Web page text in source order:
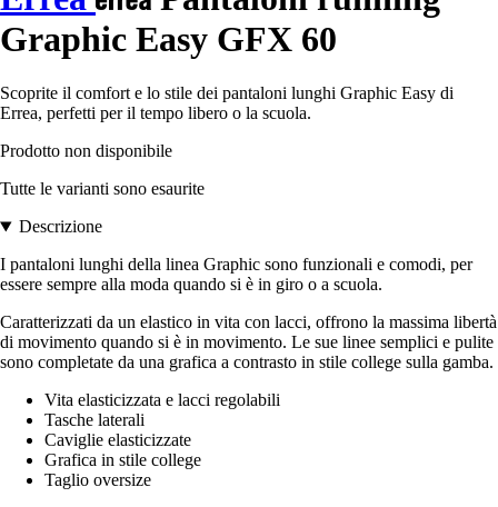
Graphic Easy GFX 60
Scoprite il comfort e lo stile dei pantaloni lunghi Graphic Easy di
Errea, perfetti per il tempo libero o la scuola.
Prodotto non disponibile
Tutte le varianti sono esaurite
Descrizione
I pantaloni lunghi della linea Graphic sono funzionali e comodi, per
essere sempre alla moda quando si è in giro o a scuola.
Caratterizzati da un elastico in vita con lacci, offrono la massima libertà
di movimento quando si è in movimento. Le sue linee semplici e pulite
sono completate da una grafica a contrasto in stile college sulla gamba.
Vita elasticizzata e lacci regolabili
Tasche laterali
Caviglie elasticizzate
Grafica in stile college
Taglio oversize